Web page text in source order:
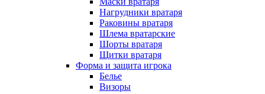
Нагрудники вратаря
Раковины вратаря
Шлема вратарские
Шорты вратаря
Щитки вратаря
Форма и защита игрока
Белье
Визоры